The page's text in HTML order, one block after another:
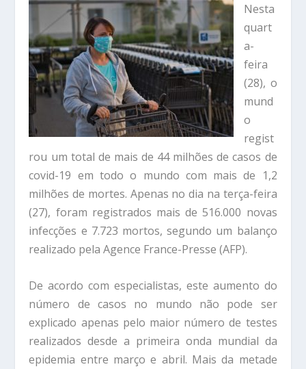
Nesta
quart
a-
feira
(28), o
mund
o
regist
rou um total de mais de 44 milhões de casos de
covid-19 em todo o mundo com mais de 1,2
milhões de mortes. Apenas no dia na terça-feira
(27), foram registrados mais de 516.000 novas
infecções e 7.723 mortos, segundo um balanço
realizado pela Agence France-Presse (AFP).
De acordo com especialistas, este aumento do
número de casos no mundo não pode ser
explicado apenas pelo maior número de testes
realizados desde a primeira onda mundial da
epidemia entre março e abril. Mais da metade